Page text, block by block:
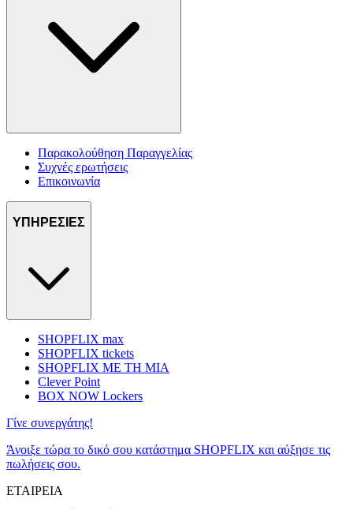
Παρακολούθηση Παραγγελίας
Συχνές ερωτήσεις
Επικοινωνία
ΥΠΗΡΕΣΙΕΣ
SHOPFLIX max
SHOPFLIX tickets
SHOPFLIX ΜΕ ΤΗ ΜΙΑ
Clever Point
BOX NOW Lockers
Γίνε συνεργάτης!
Άνοιξε τώρα το δικό σου κατάστημα SHOPFLIX και αύξησε τις
πωλήσεις σου.
ΕΤΑΙΡΕΙΑ